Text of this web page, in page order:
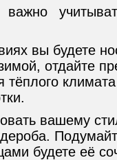
вы будете
отдайте
вашему
будете её